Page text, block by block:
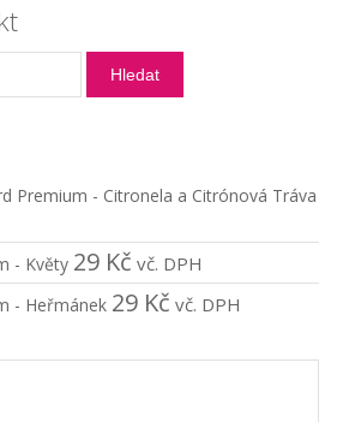
Hledat
Premium - Citronela a Citrónová Tráva
- Květy 29 Kč vč. DPH
- Heřmánek 29 Kč vč. DPH